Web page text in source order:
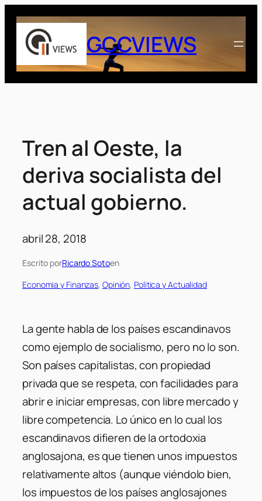
Saltar
contenido
GCCVIEWS
Tren al Oeste, la
deriva socialista del
actual gobierno.
abril 28, 2018
Escrito porRicardo Sotoen
Economia y Finanzas, Opinión, Politica y Actualidad
La gente habla de los países escandinavos
como ejemplo de socialismo, pero no lo son.
Son países capitalistas, con propiedad
privada que se respeta, con facilidades para
abrir e iniciar empresas, con libre mercado y
libre competencia. Lo único en lo cual los
escandinavos difieren de la ortodoxia
anglosajona, es que tienen unos impuestos
relativamente altos (aunque viéndolo bien,
los impuestos de los países anglosajones